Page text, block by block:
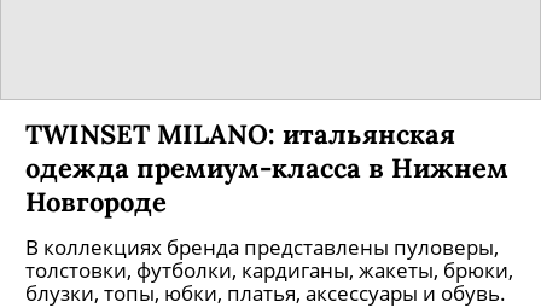
TWINSET MILANO: итальянская
одежда премиум-класса в Нижнем
Новгороде
В коллекциях бренда представлены пуловеры,
толстовки, футболки, кардиганы, жакеты, брюки,
блузки, топы, юбки, платья, аксессуары и обувь.